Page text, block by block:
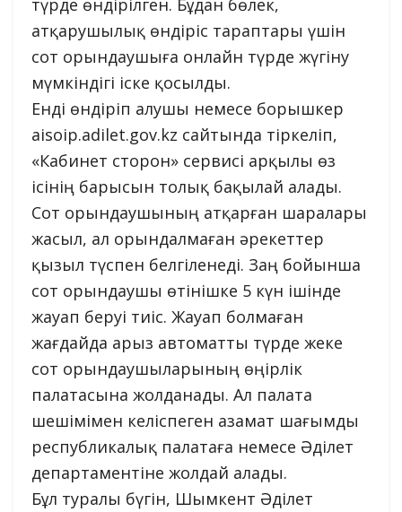
түрде өндірілген. Бұдан бөлек,
атқарушылық өндіріс тараптары үшін
сот орындаушыға онлайн түрде жүгіну
мүмкіндігі іске қосылды.
Енді өндіріп алушы немесе борышкер
aisoip.adilet.gov.kz сайтында тіркеліп,
«Кабинет сторон» сервисі арқылы өз
ісінің барысын толық бақылай алады.
Сот орындаушының атқарған шаралары
жасыл, ал орындалмаған әрекеттер
қызыл түспен белгіленеді. Заң бойынша
сот орындаушы өтінішке 5 күн ішінде
жауап беруі тиіс. Жауап болмаған
жағдайда арыз автоматты түрде жеке
сот орындаушыларының өңірлік
палатасына жолданады. Ал палата
шешімімен келіспеген азамат шағымды
республикалық палатаға немесе Әділет
департаментіне жолдай алады.
Бұл туралы бүгін, Шымкент Әділет